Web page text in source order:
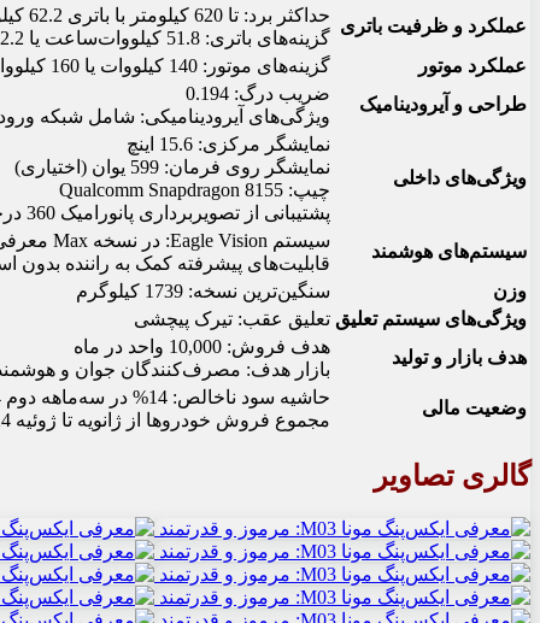
عملکرد و ظرفیت باتری
حداکثر برد: تا 620 کیلومتر با باتری 62.2 کیلووات‌ساعت
گزینه‌های باتری: 51.8 کیلووات‌ساعت یا 62.2 کیلووات‌ساعت
عملکرد موتور
گزینه‌های موتور: 140 کیلووات یا 160 کیلووات
طراحی و آیرودینامیک
ضریب درگ: 0.194
ویژگی‌های آیرودینامیکی: شامل شبکه
ویژگی‌های داخلی
نمایشگر مرکزی: 15.6 اینچ
نمایشگر روی فرمان: 599 یوان (اختیاری)
چیپ: Qualcomm Snapdragon 8155
پشتیبانی از تصویربرداری پانورامیک 360 درجه و رندر نقشه‌های سه‌بعدی
سیستم‌های هوشمند
سیستم Eagle Vision: در نسخه Max معرفی خواهد شد
قابلیت‌های پیشرفته کمک به راننده بدون
وزن
سنگین‌ترین نسخه: 1739 کیلوگرم
ویژگی‌های سیستم تعلیق تعلیق عقب: تیرک پیچشی
هدف بازار و تولید
هدف فروش: 10,000 واحد در ماه
بازار هدف: مصرف‌کنندگان جوان و
وضعیت مالی
حاشیه سود ناخالص: 14% در سه‌ماهه دوم 2024
مجموع فروش خودروها از ژانویه تا ژوئیه 2024: 63,000 واحد
گالری تصاویر